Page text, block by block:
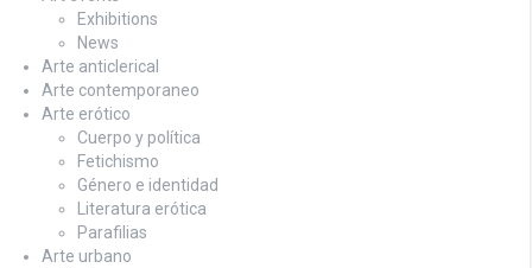
Exhibitions
News
Arte anticlerical
Arte contemporaneo
Arte erótico
Cuerpo y política
Fetichismo
Género e identidad
Literatura erótica
Parafilias
Arte urbano